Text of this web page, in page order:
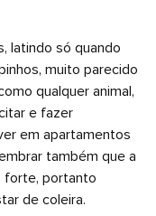
latindo só quando
muito parecido
qualquer animal,
e fazer
em apartamentos
também que a
forte, portanto
de coleira.